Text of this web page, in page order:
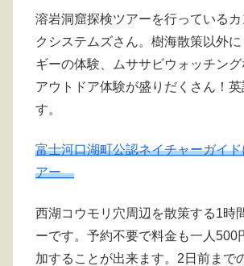
溶岩洞窟探検ツアーを行っているカ
クシステムズさん。樹海散策以外
ギーの体験、ムササビウォッチン
アウトドア体験が盛りだくさん！
す。
富士河口湖町公認ネイチャーガイ
アー
西湖コウモリ穴周辺を散策する1時
ーです。予約不要で料金も一人500
加することが出来ます。2日前まで